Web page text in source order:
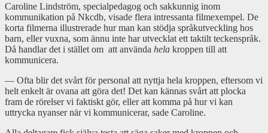
Caroline Lindström, specialpedagog och sakkunnig inom
kommunikation på Nkcdb, visade flera intressanta filmexempel. De
korta filmerna illustrerade hur man kan stödja språkutveckling hos
barn, eller vuxna, som ännu inte har utvecklat ett taktilt teckenspråk.
Då handlar det i stället om att använda hela kroppen till att
kommunicera.
— Ofta blir det svårt för personal att nyttja hela kroppen, eftersom vi
helt enkelt är ovana att göra det! Det kan kännas svårt att plocka
fram de rörelser vi faktiskt gör, eller att komma på hur vi kan
uttrycka nyanser när vi kommunicerar, sade Caroline.